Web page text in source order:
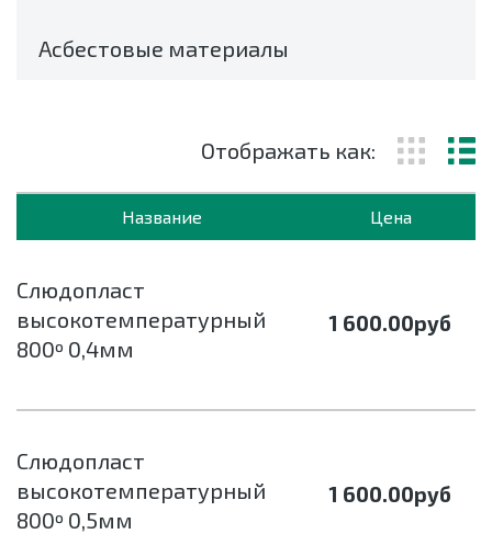
Отображать как:
Название Цена
Слюдопласт
высокотемпературный
800º 0,4мм
1 600.00руб
Слюдопласт
высокотемпературный
800º 0,5мм
1 600.00руб
Асбестовые материалы